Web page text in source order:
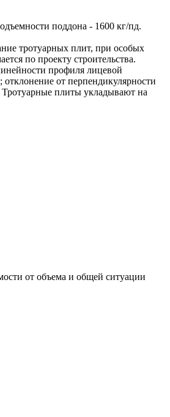
поддона - 1600 кг/пд.
тротуарных плит, при особых
по проекту строительства.
профиля лицевой
от перпендикулярности
плиты укладывают на
от объема и общей ситуации